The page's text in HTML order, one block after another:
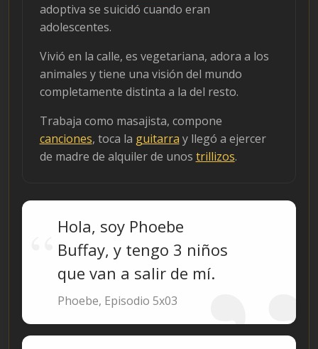
adoptiva se suicidó cuando eran
adolescentes.
Vivió en la calle, es vegetariana, adora a los
animales y tiene una visión del mundo
completamente distinta a la del resto.
Trabaja como masajista, compone
canciones, toca la guitarra y llegó a ejercer
de madre de alquiler de unos trillizos.
Hola, soy Phoebe
Buffay, y tengo 3 niños
que van a salir de mí.
Phoebe, Episodio 5x03